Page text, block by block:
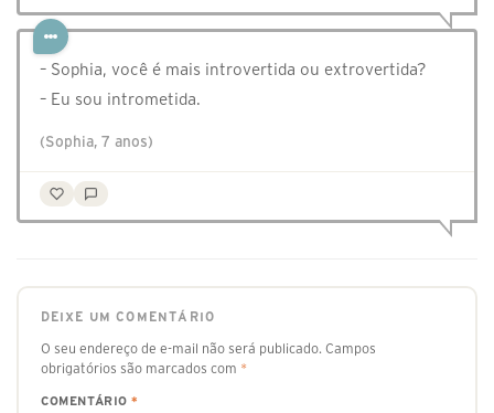
– Sophia, você é mais introvertida ou extrovertida?
– Eu sou intrometida.
(Sophia, 7 anos)
DEIXE UM COMENTÁRIO
O seu endereço de e-mail não será publicado. Campos
obrigatórios são marcados com *
COMENTÁRIO *